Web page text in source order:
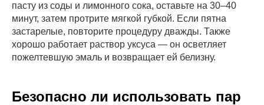
пасту из соды и лимонного сока, оставьте на 30–40
минут, затем протрите мягкой губкой. Если пятна
застарелые, повторите процедуру дважды. Также
хорошо работает раствор уксуса — он осветляет
пожелтевшую эмаль и возвращает ей белизну.
Безопасно ли использовать пар
Санкт-Петербург,
Школьная улица,
Наш адрес:
Ежедневно
с 10:00 до 17:00
Режим работы:
alfa_cleaning@inbox.ru
+7 (966) 050-15-15